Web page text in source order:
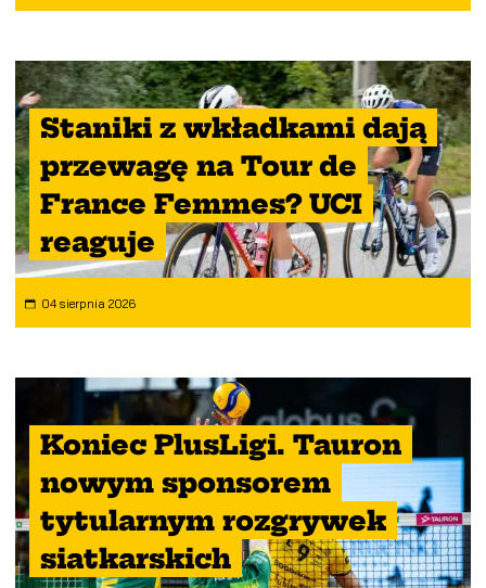
Staniki z wkładkami dają
przewagę na Tour de
France Femmes? UCI
reaguje
04 sierpnia 2026
Koniec PlusLigi. Tauron
nowym sponsorem
tytularnym rozgrywek
siatkarskich